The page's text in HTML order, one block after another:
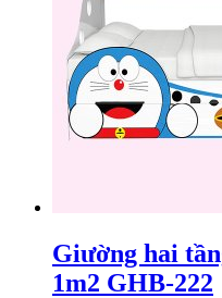
Giường hai
1m2 GHB-222